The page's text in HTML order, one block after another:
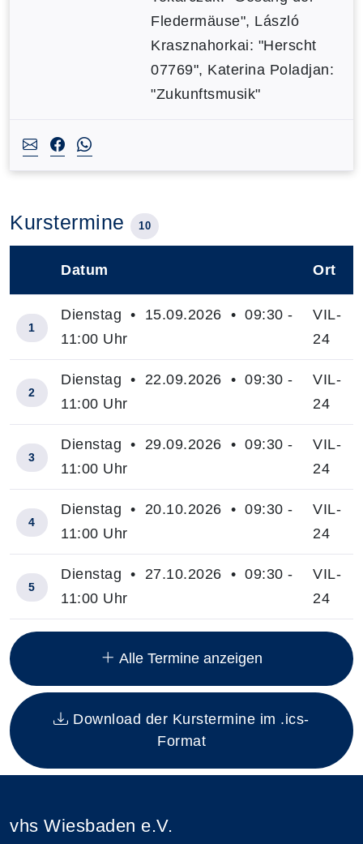
Fledermäuse", László
Krasznahorkai: "Herscht
07769", Katerina Poladjan:
"Zukunftsmusik"
Kurstermine 10
Insgesamt gibt es 10 Termine zum diesen Kurs
Datum Ort
1
Dienstag • 15.09.2026 • 09:30 -
11:00 Uhr
VIL-
24
2
Dienstag • 22.09.2026 • 09:30 -
11:00 Uhr
VIL-
24
3
Dienstag • 29.09.2026 • 09:30 -
11:00 Uhr
VIL-
24
4
Dienstag • 20.10.2026 • 09:30 -
11:00 Uhr
VIL-
24
5
Dienstag • 27.10.2026 • 09:30 -
11:00 Uhr
VIL-
24
Alle Termine anzeigen
Download der Kurstermine im .ics-
Format
vhs Wiesbaden e.V.